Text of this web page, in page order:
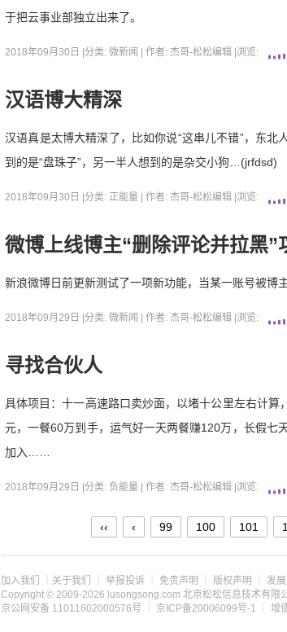
于把云事业部独立出来了。
2018年09月30日 | 分类: 微新闻 | 作者: 杰哥-松松编辑 浏览:
汉语博大精深
汉语真是太博大精深了，比如你说“这串儿不错”，东北
到的是“盘珠子”，另一半人想到的是杂交小狗…(jrfdsd)
2018年09月30日 | 分类: 正能量 | 作者: 杰哥-松松编辑 浏览:
微博上线博主“删除评论并拉黑”
新浪微博日前更新测试了一项新功能，当某一账号被博
2018年09月29日 | 分类: 微新闻 | 作者: 杰哥-松松编辑 浏览:
寻找合伙人
具体项目：十一高速路口卖炒面，以堵十公里左右计
元，一餐60万到手，运气好一天两餐赚120万，长假七
加入……
2018年09月29日 | 分类: 负能量 | 作者: 杰哥-松松编辑 浏览:
‹‹ ‹ 99 100 101
加入我们 关于我们 举报投诉 免责声明 版权声明 发
Copyright © 2009-2026 lusongsong.com 北京松松信息技术有限
京公网安备 11011602000576号 ┊ 京ICP备20006099号-1 ┊ 增